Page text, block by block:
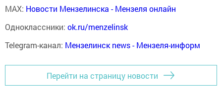
MAX: Новости Мензелинска - Мензеля онлайн
Одноклассники: ok.ru/menzelinsk
Telegram-канал: Мензелинск news - Мензеля-информ
Перейти на страницу новости